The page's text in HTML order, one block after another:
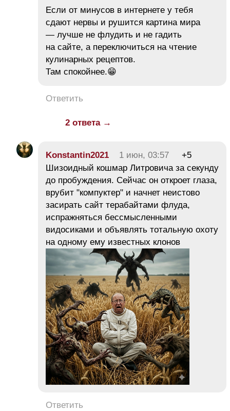
​Если от минусов в интернете у тебя
сдают нервы и рушится картина мира
— лучше не флудить и не гадить
на сайте, а переключиться на чтение
кулинарных рецептов.
Там спокойнее.😁
Ответить
2 ответа →
Konstantin2021 1 июн, 03:57
+5
Шизоидный кошмар Литровича за секунду
до пробуждения. Сейчас он откроет глаза,
врубит "компуктер" и начнет неистово
засирать сайт терабайтами флуда,
испражняться бессмысленными
видосиками и объявлять тотальную охоту
на одному ему известных клонов
Ответить